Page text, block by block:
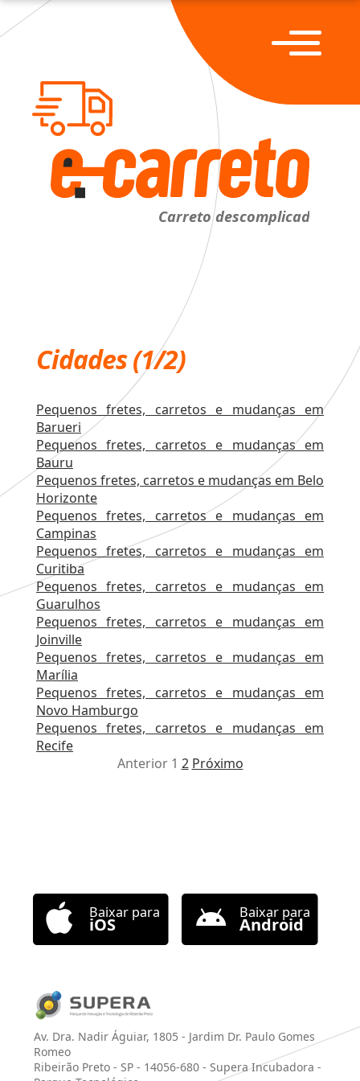
Cidades (1/2)
Pequenos fretes, carretos e mudanças em
Barueri
Pequenos fretes, carretos e mudanças em
Bauru
Pequenos fretes, carretos e mudanças em Belo
Horizonte
Pequenos fretes, carretos e mudanças em
Campinas
Pequenos fretes, carretos e mudanças em
Curitiba
Pequenos fretes, carretos e mudanças em
Guarulhos
Pequenos fretes, carretos e mudanças em
Joinville
Pequenos fretes, carretos e mudanças em
Marília
Pequenos fretes, carretos e mudanças em
Novo Hamburgo
Pequenos fretes, carretos e mudanças em
Recife
Anterior 1 2 Próximo
Av. Dra. Nadir Águiar, 1805 - Jardim Dr. Paulo Gomes
Romeo
Ribeirão Preto - SP - 14056-680 - Supera Incubadora -